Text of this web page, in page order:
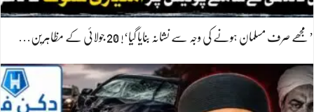
’مجھے صرف مسلمان ہونے کی وجہ سے نشانہ بنایا گیا‘! 20 جولائی کے مظاہرین…